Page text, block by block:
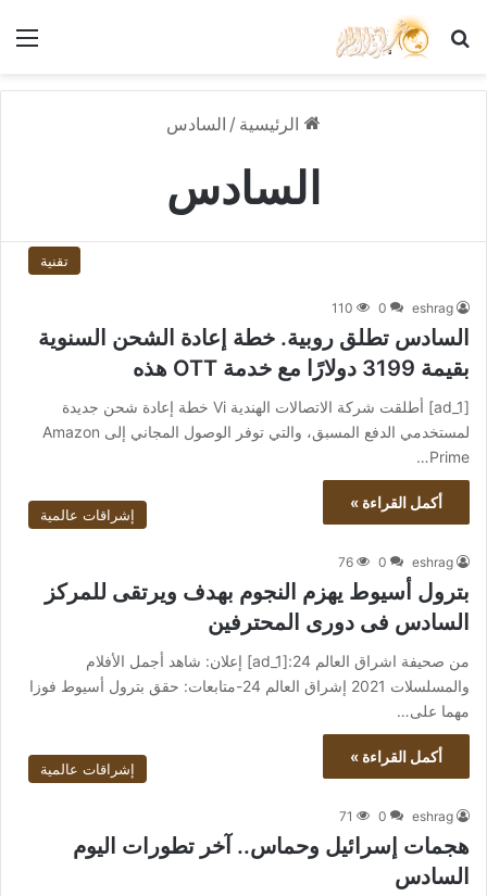
بحث عن
الرئيسية / السادس
السادس
تقنية
eshrag
0
110
السادس تطلق روبية. خطة إعادة الشحن السنوية
بقيمة 3199 دولارًا مع خدمة OTT هذه
[ad_1] أطلقت شركة الاتصالات الهندية Vi خطة إعادة شحن جديدة
لمستخدمي الدفع المسبق، والتي توفر الوصول المجاني إلى Amazon
Prime…
أكمل القراءة »
إشراقات عالمية
eshrag
0
76
بترول أسيوط يهزم النجوم بهدف ويرتقى للمركز
السادس فى دورى المحترفين
من صحيفة اشراق العالم 24:[ad_1] إعلان: شاهد أجمل الأفلام
والمسلسلات 2021 إشراق العالم 24-متابعات: حقق بترول أسيوط فوزا
مهما على…
أكمل القراءة »
إشراقات عالمية
eshrag
0
71
هجمات إسرائيل وحماس.. آخر تطورات اليوم
السادس